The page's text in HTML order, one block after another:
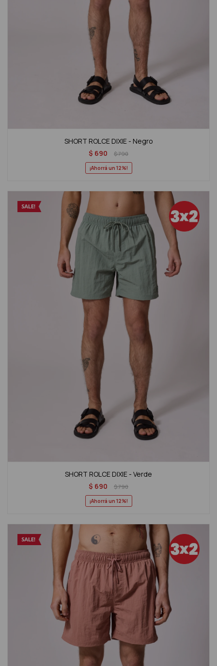
SHORT ROLCE DIXIE - Negro
$ 690 $790
12
SHORT ROLCE DIXIE - Verde
$ 690 $790
12